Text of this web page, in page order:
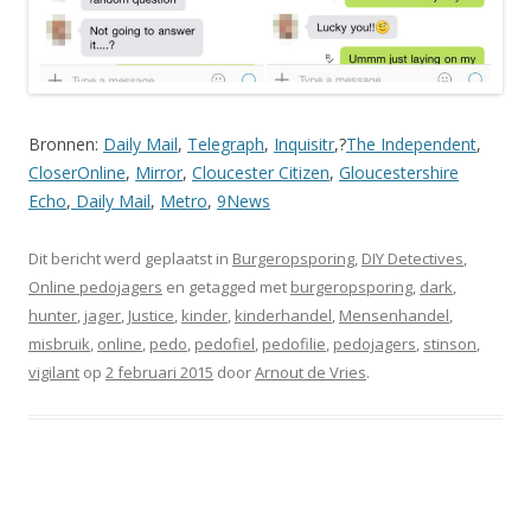
Bronnen: Daily Mail, Telegraph, Inquisitr,?The Independent,
CloserOnline, Mirror, Cloucester Citizen, Gloucestershire
Echo, Daily Mail, Metro, 9News
Dit bericht werd geplaatst in Burgeropsporing, DIY Detectives,
Online pedojagers en getagged met burgeropsporing, dark,
hunter, jager, Justice, kinder, kinderhandel, Mensenhandel,
misbruik, online, pedo, pedofiel, pedofilie, pedojagers, stinson,
vigilant op 2 februari 2015 doorArnout de Vries.